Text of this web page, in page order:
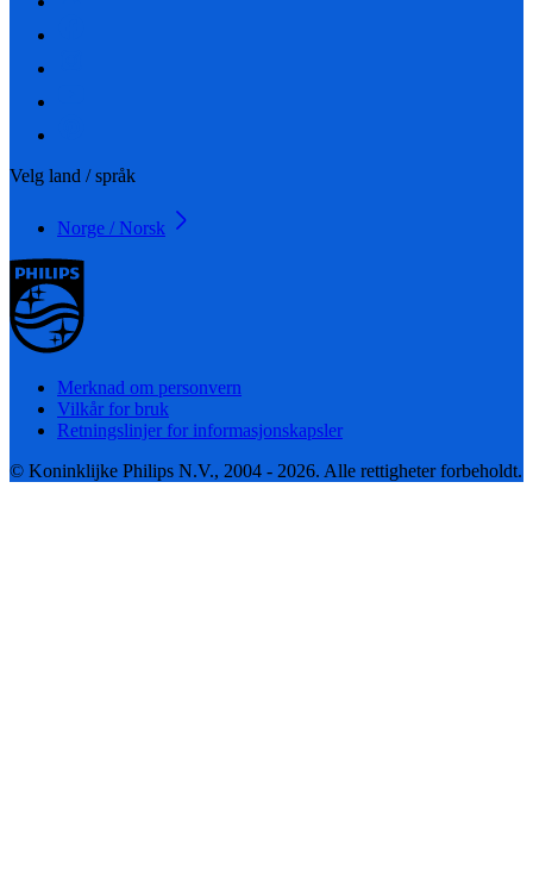
Velg land / språk
Norge / Norsk
Merknad om personvern
Vilkår for bruk
Retningslinjer for informasjonskapsler
© Koninklijke Philips N.V., 2004 - 2026. Alle rettigheter forbeholdt.